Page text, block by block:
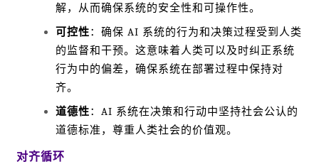
解，从而确保系统的安全性和可操作性。
可控性：确保 AI 系统的行为和决策过程受到人类
的监督和干预。这意味着人类可以及时纠正系统
行为中的偏差，确保系统在部署过程中保持对
齐。
道德性：AI 系统在决策和行动中坚持社会公认的
道德标准，尊重人类社会的价值观。
对齐循环